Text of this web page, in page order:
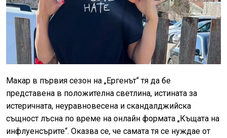
Макар в първия сезон на „Ергенът“ тя да бе
представена в положителна светлина, истината за
истеричната, неуравновесена и скандалджийска
същност лъсна по време на онлайн формата „Къщата на
инфлуенсърите“. Оказва се, че самата тя се нуждае от